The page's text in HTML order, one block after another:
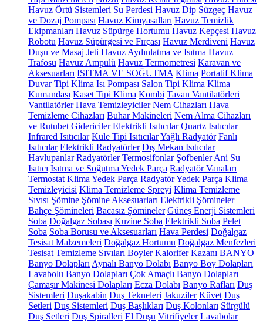
Havuz Örtü Sistemleri Su Perdesi Havuz Dip Süzgeç Havuz
ve Dozaj Pompası Havuz Kimyasalları Havuz Temizlik
Ekipmanları Havuz Süpürge Hortumu Havuz Kepçesi Havuz
Robotu Havuz Süpürgesi ve Fırçası Havuz Merdiveni Havuz
Duşu ve Masaj Jeti Havuz Aydınlatma ve Isıtma Havuz
Trafosu Havuz Ampulü Havuz Termometresi Karavan ve
Aksesuarları ISITMA VE SOĞUTMA Klima Portatif Klima
Duvar Tipi Klima Isı Pompası Salon Tipi Klima Klima
Kumandası Kaset Tipi Klima Kombi Tavan Vantilatörleri
Vantilatörler Hava Temizleyiciler Nem Cihazları Hava
Temizleme Cihazları Buhar Makineleri Nem Alma Cihazları
ve Rutubet Gidericiler Elektrikli Isıtıcılar Quartz Isıtıcılar
Infrared Isıtıcılar Kule Tipi IsıtıcılarYağlı Radyatör Fanlı
Isıtıcılar Elektrikli Radyatörler Dış Mekan Isıtıcılar
Havlupanlar Radyatörler Termosifonlar Şofbenler Ani Su
Isıtıcı Isıtma ve Soğutma Yedek Parça Radyatör Vanaları
Termostat Klima Yedek Parça Radyatör Yedek Parça Klima
Temizleyicisi Klima Temizleme Spreyi Klima Temizleme
Sıvısı Şömine Şömine Aksesuarları Elektrikli Şömineler
Bahçe Şömineleri Bacasız Şömineler Güneş Enerji Sistemleri
Soba Doğalgaz Sobası Kuzine Soba Elektrikli Soba Pelet
Soba Soba Borusu ve Aksesuarları Hava Perdesi Doğalgaz
Tesisat Malzemeleri Doğalgaz Hortumu Doğalgaz Menfezleri
Tesisat Temizleme Sıvıları Boyler Kalorifer Kazanı BANYO
Banyo Dolapları Aynalı Banyo Dolabı Banyo Boy Dolapları
Lavabolu Banyo Dolapları Çok Amaçlı Banyo Dolapları
Çamaşır Makinesi Dolapları Ecza Dolabı Banyo Rafları Duş
Sistemleri Duşakabin Duş Tekneleri Jakuziler Küvet Duş
Setleri Duş Sistemleri Duş Başlıkları Duş Kolonları Sürgülü
Duş Setleri Duş Spiralleri El Duşu Vitrifiyeler Lavabolar